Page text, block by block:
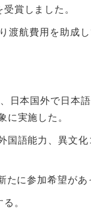
賞しました。
航費用を助成し
日本国外で日本
に実施した。
国語能力、異文
に参加希望があ
。